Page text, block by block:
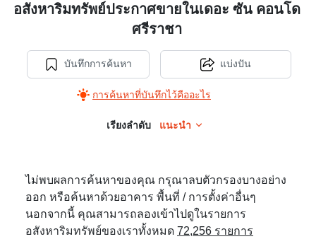
อสังหาริมทรัพย์ประกาศขายในเดอะ ซัน คอนโด
ศรีราชา
บันทึกการค้นหา
การค้นหาที่บันทึกไว้คืออะไร
แบ่งปัน
เรียงลำดับ แนะนำ
ไม่พบผลการค้นหาของคุณ กรุณาลบตัวกรองบางอย่าง
ออก หรือค้นหาด้วยอาคาร พื้นที่ / การตั้งค่าอื่นๆ
นอกจากนี้ คุณสามารถลองเข้าไปดูในรายการ
อสังหาริมทรัพย์ของเราทั้งหมด 72,256 รายการ